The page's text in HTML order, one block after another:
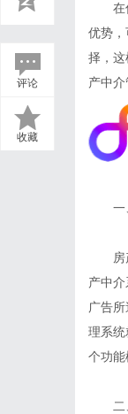
评论
收藏
在信
优势
择，
产中
一、
房产
产中
广告
理系统
个功
二、